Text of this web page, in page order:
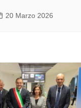
20 Marzo 2026